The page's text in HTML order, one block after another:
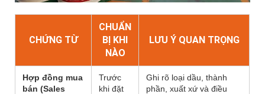
CHỨNG TỪ
CHUẨN
BỊ KHI
NÀO
LƯU Ý QUAN TRỌNG
Hợp đồng mua
bán (Sales
Trước
khi đặt
Ghi rõ loại dầu, thành
phần, xuất xứ và điều